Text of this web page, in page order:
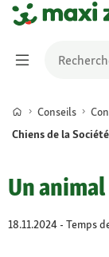
Conseils
Chiens de la
Un animal
18.11.2024 - Temps